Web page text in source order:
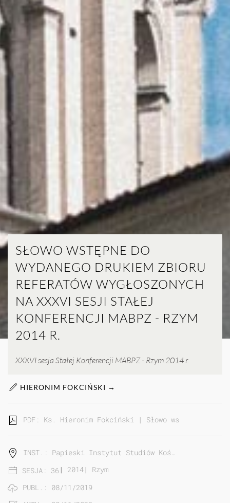
SŁOWO WSTĘPNE DO
WYDANEGO DRUKIEM ZBIORU
REFERATÓW WYGŁOSZONYCH
NA XXXVI SESJI STAŁEJ
KONFERENCJI MABPZ - RZYM
2014 R.
XXXVI sesja Stałej Konferencji MABPZ - Rzym 2014 r.
HIERONIM FOKCIŃSKI →
PDF: Ks. Hieronim Fokciński | Słowo wstępne do
INST.: Papieski Instytut Studiów Koś…
SESJA: 36 | 2014| Rzym
PUBL.: 08/11/2019